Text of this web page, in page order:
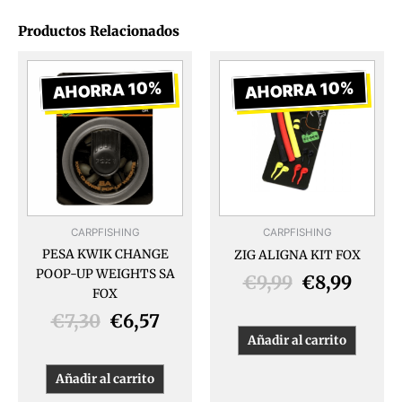
Productos Relacionados
AHORRA 10%
CARPFISHING
PESA KWIK CHANGE
POOP-UP WEIGHTS SA
FOX
€7,30
El
precio
original
era:
€7,30.
€6,57
El
precio
actual
Añadir al carrito
AHORRA 10%
CARPFISHING
ZIG ALIGNA KIT FOX
€9,99
El
precio
original
era:
€9,99.
€8,99
El
Añadir al carrito